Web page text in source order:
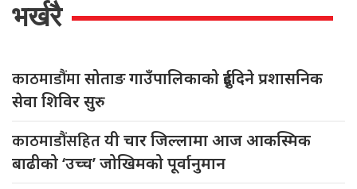
भर्खरै
काठमाडौंमासोताङ गाउँपालिकाको दुईदिने प्रशासनिक
सेवा शिविर सुरु
काठमाडौंसहितयी चार जिल्लामा आज आकस्मिक
बाढीको ‘उच्च’ जोखिमको पूर्वानुमान